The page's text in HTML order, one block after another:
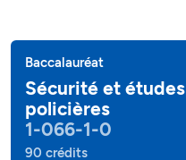
Baccalauréat
Sécurité et études
policières
1-066-1-0
90 crédits